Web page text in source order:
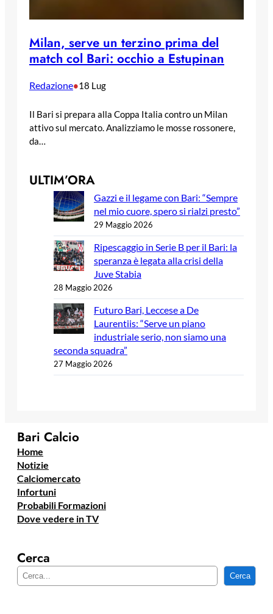
Milan, serve un terzino prima del
match col Bari: occhio a Estupinan
Redazione•18 Lug
Il Bari si prepara alla Coppa Italia contro un Milan
attivo sul mercato. Analizziamo le mosse rossonere,
da…
ULTIM’ORA
Gazzi e il legame con Bari: “Sempre
nel mio cuore, spero si rialzi presto”
29 Maggio 2026
Ripescaggio in Serie B per il Bari: la
speranza è legata alla crisi della
Juve Stabia
28 Maggio 2026
Futuro Bari, Leccese a De
Laurentiis: “Serve un piano
industriale serio, non siamo una
seconda squadra”
27 Maggio 2026
Bari Calcio
Home
Notizie
Calciomercato
Infortuni
Probabili Formazioni
Dove vedere in TV
Cerca
e
Cerca